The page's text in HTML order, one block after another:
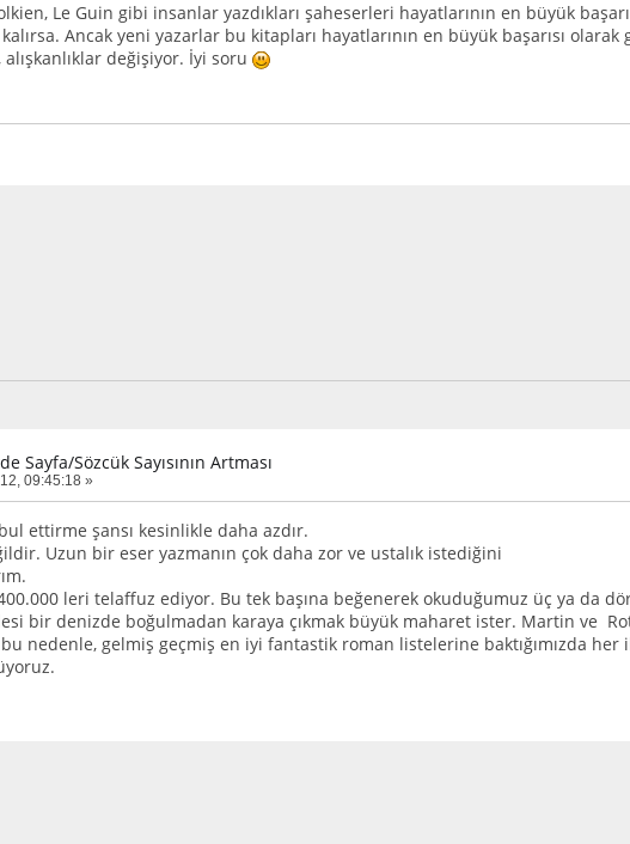
Le Guin gibi insanlar yazdıkları şaheserleri hayatlarının en büyük
Ancak yeni yazarlar bu kitapları hayatlarının en büyük başarısı olarak
değişiyor. İyi soru
Sayfa/Sözcük Sayısının Artması
09:45:18 »
ettirme şansı kesinlikle daha azdır.
Uzun bir eser yazmanın çok daha zor ve ustalık istediğini
leri telaffuz ediyor. Bu tek başına beğenerek okuduğumuz üç ya da
bir denizde boğulmadan karaya çıkmak büyük maharet ister. Martin ve
nedenle, gelmiş geçmiş en iyi fantastik roman listelerine baktığımızda her